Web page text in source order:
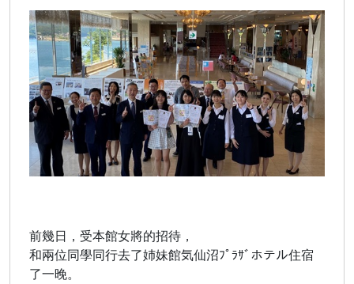
前幾日，受本館女將的招待，
和兩位同學同行去了姉妹館気仙沼ﾌﾟﾗｻﾞホテル住宿
了一晚。